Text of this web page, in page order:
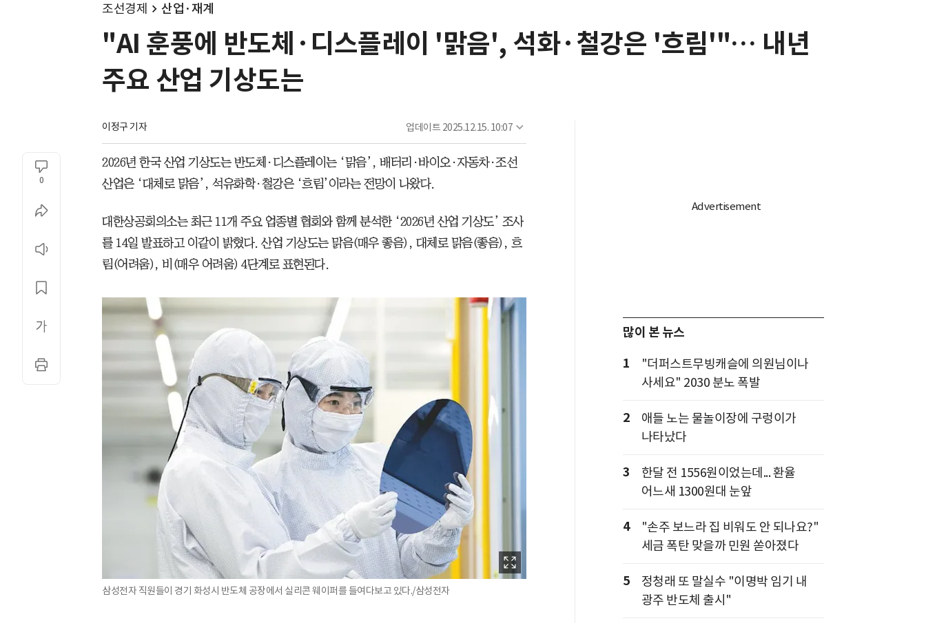
조선경제 산업·재계
"AI 훈풍에 반도체·디스플레이 '맑음', 석화·철강은 '흐림'"… 내년
주요 산업 기상도는
이정구 기자 업데이트 2025.12.15. 10:07
0
2026년 한국 산업 기상도는 반도체·디스플레이는 ‘맑음’, 배터리·바이오·자동차·조선
산업은 ‘대체로 맑음’, 석유화학·철강은 ‘흐림’이라는 전망이 나왔다.
대한상공회의소는 최근 11개 주요 업종별 협회와 함께 분석한 ‘2026년 산업 기상도’ 조사
를 14일 발표하고 이같이 밝혔다. 산업 기상도는 맑음(매우 좋음), 대체로 맑음(좋음), 흐
림(어려움), 비(매우 어려움) 4단계로 표현된다.
삼성전자 직원들이 경기 화성시 반도체 공장에서 실리콘 웨이퍼를 들여다보고 있다./삼성전자
많이 본 뉴스
1
"더퍼스트무빙캐슬에 의원님이나
사세요" 2030 분노 폭발
2
애들 노는 물놀이장에 구렁이가
나타났다
3
한달 전 1556원이었는데... 환율
어느새 1300원대 눈앞
4
"손주 보느라 집 비워도 안 되나요?"
세금 폭탄 맞을까 민원 쏟아졌다
5
정청래 또 말실수 "이명박 임기 내
광주 반도체 출시"